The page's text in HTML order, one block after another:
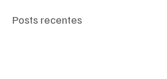
Posts recentes